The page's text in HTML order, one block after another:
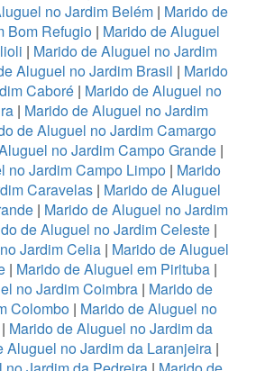
no Jardim Belém| Marido de
Bom Refugio | Marido de Aluguel
| Marido de Aluguel no Jardim
Aluguel no Jardim Brasil | Marido
Caboré | Marido de Aluguel no
| Marido de Aluguel no Jardim
de Aluguel no Jardim Camargo
no Jardim Campo Grande|
no Jardim Campo Limpo| Marido
Caravelas | Marido de Aluguel
| Marido de Aluguel no Jardim
de Aluguel no Jardim Celeste|
Jardim Celia | Marido de Aluguel
| Marido de Aluguel em Pirituba|
no Jardim Coimbra | Marido de
Colombo | Marido de Aluguel no
Marido de Aluguel no Jardim da
Aluguel no Jardim da Laranjeira|